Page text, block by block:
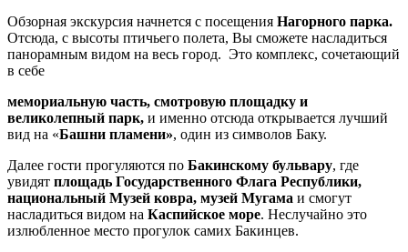
Обзорная экскурсия начнется с посещения Нагорного парка.
Отсюда, с высоты птичьего полета, Вы сможете насладиться
панорамным видом на весь город. Это комплекс, сочетающий
в себе
мемориальную часть, смотровую площадку и
великолепный парк, и именно отсюда открывается лучший
вид на «Башни пламени», один из символов Баку.
Далее гости прогуляются по Бакинскому бульвару, где
увидят площадь Государственного Флага Республики,
национальный Музей ковра, музей Мугама и смогут
насладиться видом на Каспийское море. Неслучайно это
излюбленное место прогулок самих Бакинцев.